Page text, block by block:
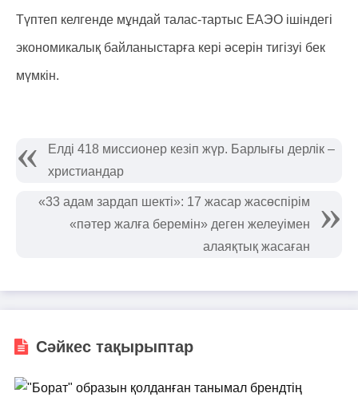
Түптеп келгенде мұндай талас-тартыс ЕАЭО ішіндегі
экономикалық байланыстарға кері әсерін тигізуі бек
мүмкін.
Елді 418 миссионер кезіп жүр. Барлығы дерлік –
христиандар
«33 адам зардап шекті»: 17 жасар жасөспірім
«пәтер жалға беремін» деген желеуімен
алаяқтық жасаған
Сәйкес тақырыптар